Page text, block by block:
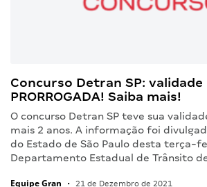
Concurso Detran SP: validade
PRORROGADA! Saiba mais!
O concurso Detran SP teve sua
mais 2 anos. A informação foi
do Estado de São Paulo desta terça-
Departamento Estadual de Trânsito
Equipe Gran • 21 de Dezembro de 2021